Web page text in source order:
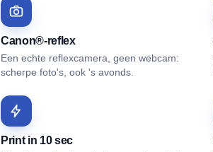
Canon®-reflex
Een echte reflexcamera, geen webcam:
scherpe foto's, ook 's avonds.
Print in 10 sec